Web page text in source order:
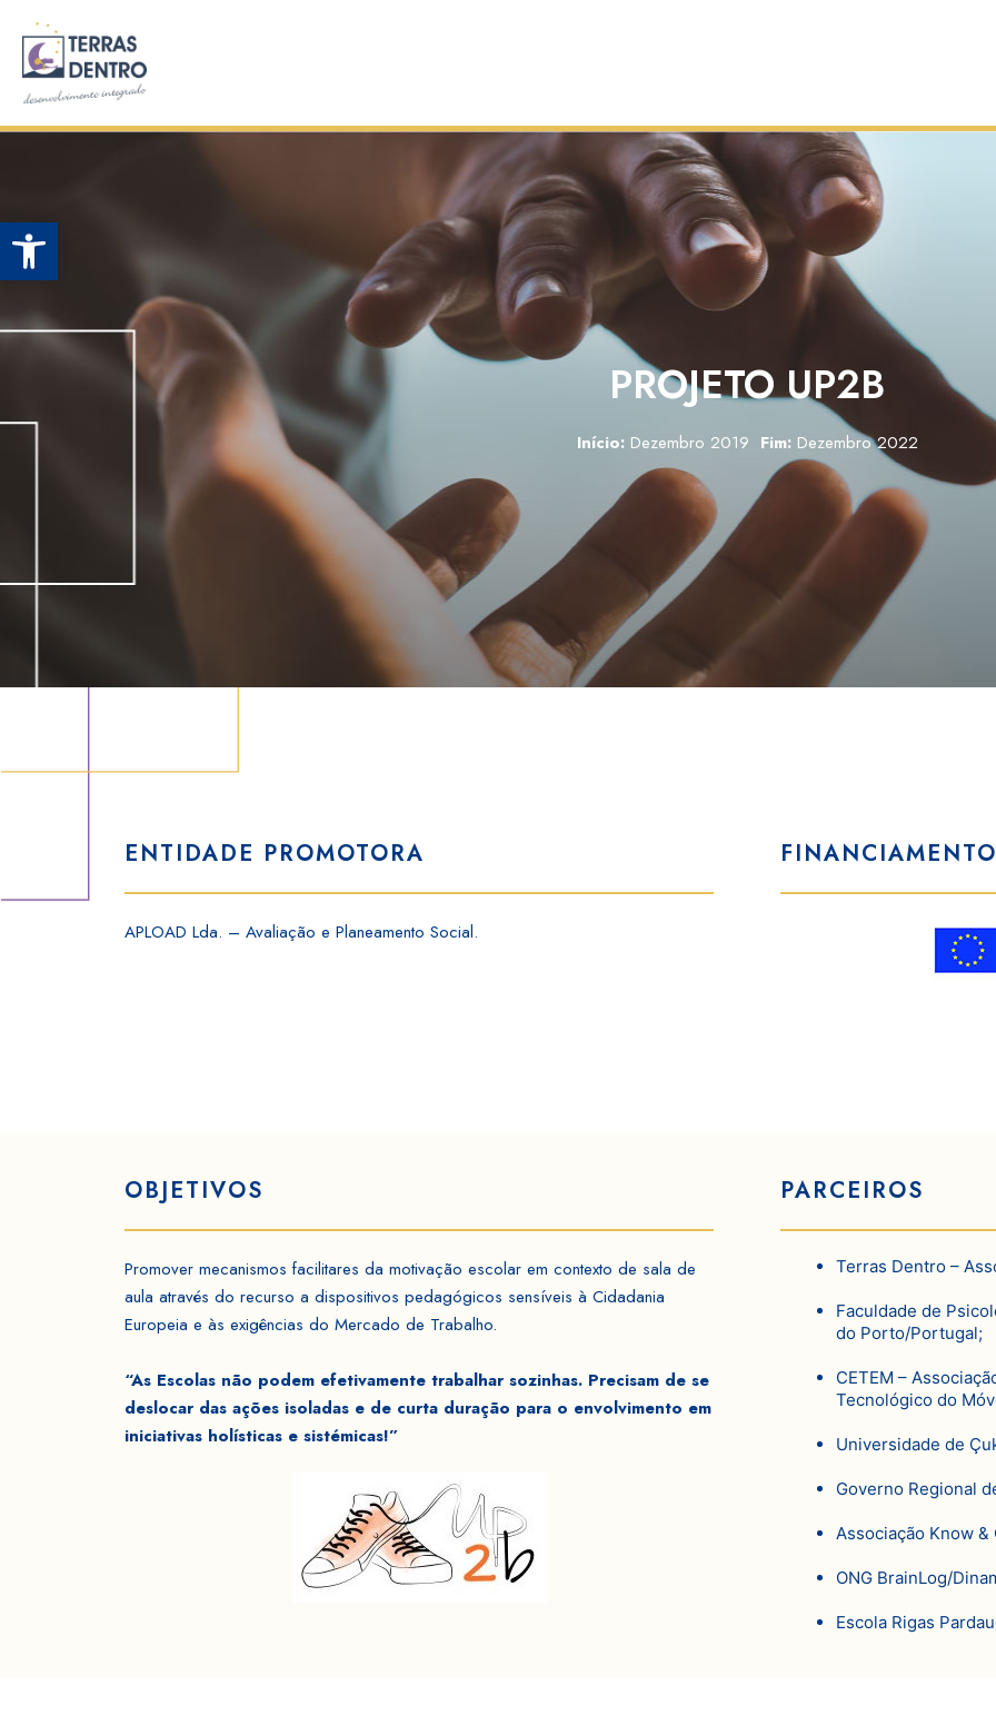
Open toolbar
PROJETO UP2B
Início:Dezembro 2019 Fim:Dezembro 2022
ENTIDADE PROMOTORA
APLOAD Lda. – Avaliação e Planeamento Social.
FINANCIAMENTO
OBJETIVOS
Promover mecanismos facilitares da motivação escolar em contexto de sala de
aula através do recurso a dispositivos pedagógicos sensíveis à Cidadania
Europeia e às exigências do Mercado de Trabalho.
“As Escolas não podem efetivamente trabalhar sozinhas. Precisam de se
deslocar das ações isoladas e de curta duração para o envolvimento em
iniciativas holísticas e sistémicas!”
PARCEIROS
Terras Dentro –
Faculdade de
do Porto/Portugal;
CETEM –
Tecnológico do
Universidade de
Governo Regional
Associação Know &
ONG BrainLog/
Escola Rigas